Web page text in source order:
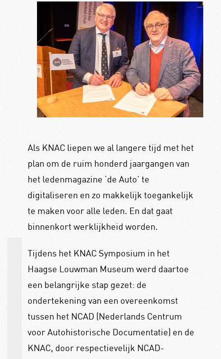
Als KNAC liepen we al langere tijd met het
plan om de ruim honderd jaargangen van
het ledenmagazine ‘de Auto’ te
digitaliseren en zo makkelijk toegankelijk
te maken voor alle leden. En dat gaat
binnenkort werklijkheid worden.
Tijdens het KNAC Symposium in het
Haagse Louwman Museum werd daartoe
een belangrijke stap gezet: de
ondertekening van een overeenkomst
tussen het NCAD (Nederlands Centrum
voor Autohistorische Documentatie) en de
KNAC, door respectievelijk NCAD-